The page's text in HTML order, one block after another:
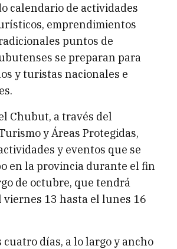
calendario de actividades
emprendimientos
puntos de
se preparan para
y turistas nacionales e
Chubut, a través del
y Áreas Protegidas,
y eventos que se
en la provincia durante el fin
de octubre, que tendrá
viernes 13 hasta el lunes 16
días, a lo largo y ancho